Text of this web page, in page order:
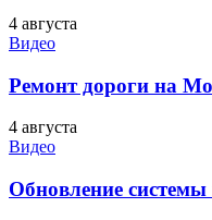
4 августа
Видео
Ремонт дороги на
4 августа
Видео
Обновление